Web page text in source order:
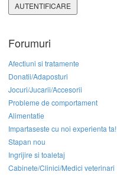
AUTENTIFICARE
Forumuri
Afectiuni si tratamente
Donatii/Adaposturi
Jocuri/Jucarii/Accesorii
Probleme de comportament
Alimentatie
Impartaseste cu noi experienta ta!
Stapan nou
Ingrijire si toaletaj
Cabinete/Clinici/Medici veterinari